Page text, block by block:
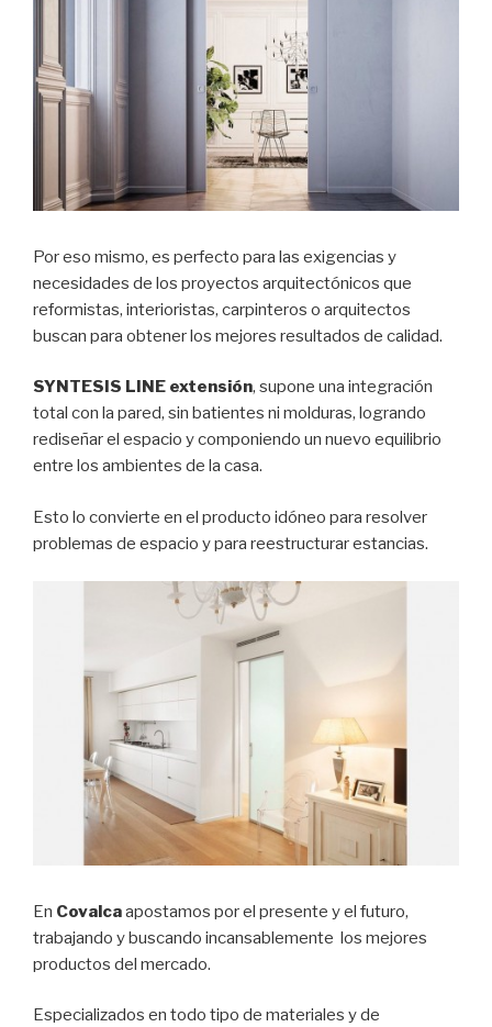
Por eso mismo, es perfecto para las exigencias y
necesidades de los proyectos arquitectónicos que
reformistas, interioristas, carpinteros o arquitectos
buscan para obtener los mejores resultados de calidad.
SYNTESIS LINE extensión, supone una integración
total con la pared, sin batientes ni molduras, logrando
rediseñar el espacio y componiendo un nuevo equilibrio
entre los ambientes de la casa.
Esto lo convierte en el producto idóneo para resolver
problemas de espacio y para reestructurar estancias.
En Covalcaapostamos por el presente y el futuro,
trabajando y buscando incansablemente los mejores
productos del mercado.
Especializados en todo tipo de materiales y de